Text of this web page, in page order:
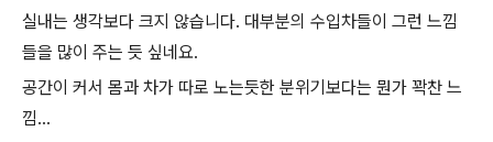
실내는 생각보다 크지 않습니다. 대부분의 수입차들이 그런 느낌
들을 많이 주는 듯 싶네요.
공간이 커서 몸과 차가 따로 노는듯한 분위기보다는 뭔가 꽉찬 느
낌...